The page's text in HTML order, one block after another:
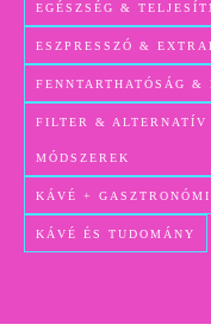
EGÉSZSÉG &
ESZPRESSZÓ &
FENNTARTHATÓSÁG &
FILTER &
MÓDSZEREK
KÁVÉ +
KÁVÉ ÉS TUDOMÁNY